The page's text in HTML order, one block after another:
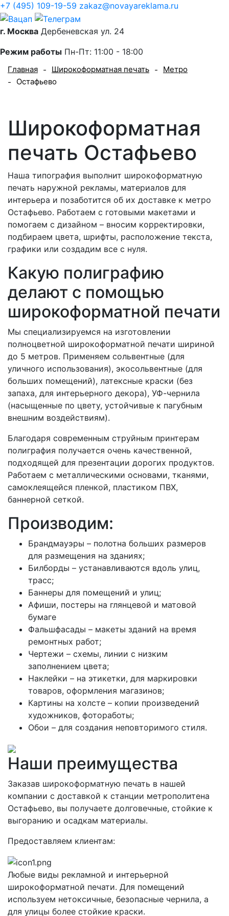
+7 (495) 109-19-59 zakaz@novayareklama.ru
г. Москва Дербеневская ул. 24
Режим работы Пн-Пт: 11:00 - 18:00
Главная - Широкоформатная печать -
Метро
-
Остафьево
Широкоформатная
печать Остафьево
Наша типография выполнит широкоформатную
печать наружной рекламы, материалов для
интерьера и позаботится об их доставке к метро
Остафьево. Работаем с готовыми макетами и
помогаем с дизайном – вносим корректировки,
подбираем цвета, шрифты, расположение текста,
графики или создадим все с нуля.
Какую полиграфию
делают с помощью
широкоформатной печати
Мы специализируемся на изготовлении
полноцветной широкоформатной печати шириной
до 5 метров. Применяем сольвентные (для
уличного использования), экосольвентные (для
больших помещений), латексные краски (без
запаха, для интерьерного декора), УФ-чернила
(насыщенные по цвету, устойчивые к пагубным
внешним воздействиям).
Благодаря современным струйным принтерам
полиграфия получается очень качественной,
подходящей для презентации дорогих продуктов.
Работаем с металлическими основами, тканями,
самоклеящейся пленкой, пластиком ПВХ,
баннерной сеткой.
Производим:
Брандмауэры – полотна больших размеров
для размещения на зданиях;
Билборды – устанавливаются вдоль улиц,
трасс;
Баннеры для помещений и улиц;
Афиши, постеры на глянцевой и матовой
бумаге
Фальшфасады – макеты зданий на время
ремонтных работ;
Чертежи – схемы, линии с низким
заполнением цвета;
Наклейки – на этикетки, для маркировки
товаров, оформления магазинов;
Картины на холсте – копии произведений
художников, фотоработы;
Обои – для создания неповторимого стиля.
Наши преимущества
Заказав широкоформатную печать в нашей
компании с доставкой к станции метрополитена
Остафьево, вы получаете долговечные, стойкие к
выгоранию и осадкам материалы.
Предоставляем клиентам:
Любые виды рекламной и интерьерной
широкоформатной печати. Для помещений
используем нетоксичные, безопасные чернила, а
для улицы более стойкие краски.